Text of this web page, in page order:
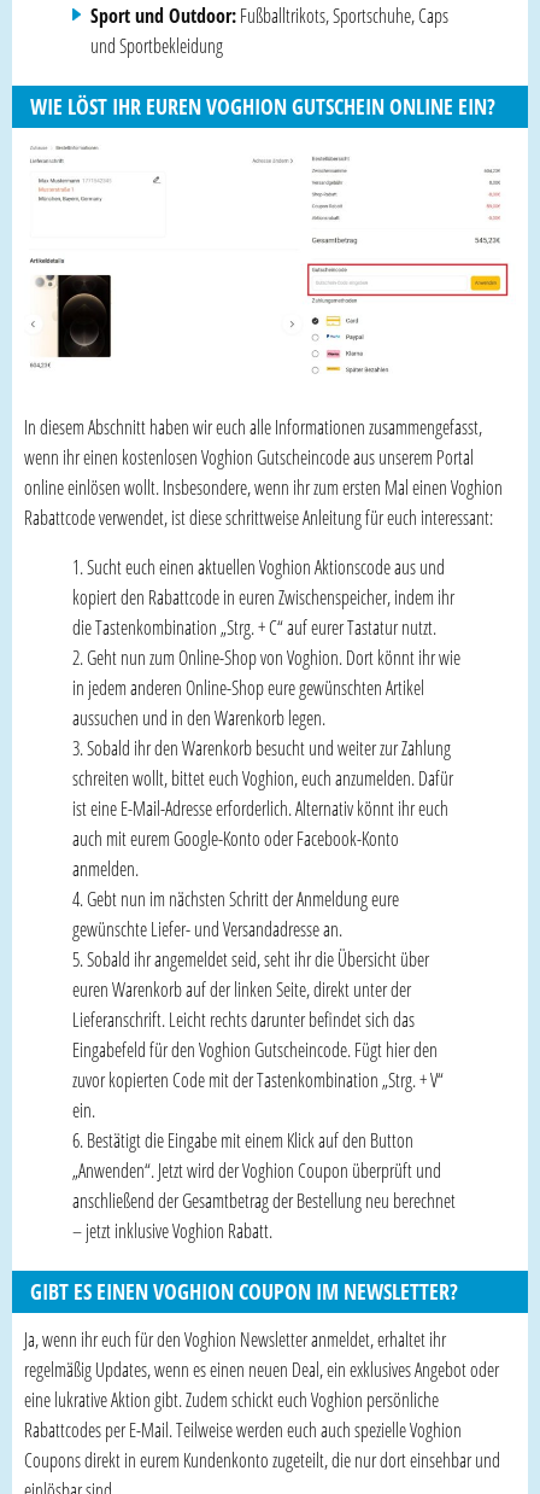
Sport und Outdoor:Fußballtrikots, Sportschuhe, Caps
und Sportbekleidung
WIE LÖST IHR EUREN VOGHION GUTSCHEIN ONLINE EIN?
In diesem Abschnitt haben wir euch alle Informationen zusammengefasst,
wenn ihr einen kostenlosen Voghion Gutscheincode aus unserem Portal
online einlösen wollt. Insbesondere, wenn ihr zum ersten Mal einen Voghion
Rabattcode verwendet, ist diese schrittweise Anleitung für euch interessant:
Sucht euch einen aktuellen Voghion Aktionscode aus und
kopiert den Rabattcode in euren Zwischenspeicher, indem ihr
die Tastenkombination „Strg. + C“ auf eurer Tastatur nutzt.
Geht nun zum Online-Shop von Voghion. Dort könnt ihr wie
in jedem anderen Online-Shop eure gewünschten Artikel
aussuchen und in den Warenkorb legen.
Sobald ihr den Warenkorb besucht und weiter zur Zahlung
schreiten wollt, bittet euch Voghion, euch anzumelden. Dafür
ist eine E-Mail-Adresse erforderlich. Alternativ könnt ihr euch
auch mit eurem Google-Konto oder Facebook-Konto
anmelden.
Gebt nun im nächsten Schritt der Anmeldung eure
gewünschte Liefer- und Versandadresse an.
Sobald ihr angemeldet seid, seht ihr die Übersicht über
euren Warenkorb auf der linken Seite, direkt unter der
Lieferanschrift. Leicht rechts darunter befindet sich das
Eingabefeld für den Voghion Gutscheincode. Fügt hier den
zuvor kopierten Code mit der Tastenkombination „Strg. + V“
ein.
Bestätigt die Eingabe mit einem Klick auf den Button
„Anwenden“. Jetzt wird der Voghion Coupon überprüft und
anschließend der Gesamtbetrag der Bestellung neu berechnet
– jetzt inklusive Voghion Rabatt.
GIBT ES EINEN VOGHION COUPON IM NEWSLETTER?
Ja, wenn ihr euch für den Voghion Newsletter anmeldet, erhaltet ihr
regelmäßig Updates, wenn es einen neuen Deal, ein exklusives Angebot oder
eine lukrative Aktion gibt. Zudem schickt euch Voghion persönliche
Rabattcodes per E-Mail. Teilweise werden euch auch spezielle Voghion
Coupons direkt in eurem Kundenkonto zugeteilt, die nur dort einsehbar und